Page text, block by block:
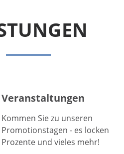
Veranstaltungen
Kommen Sie zu unseren
Promotionstagen - es locken
Prozente und vieles mehr!